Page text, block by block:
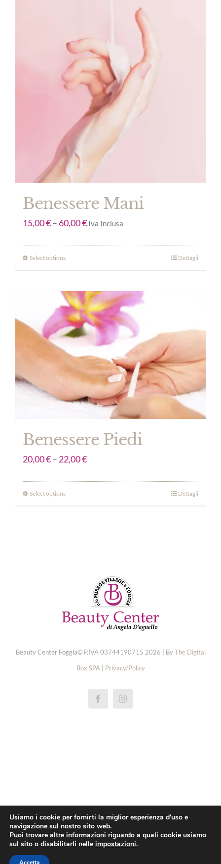
Benessere Mani
15,00€– 60,00€ Iva Inclusa
Select options Dettagli
Benessere Piedi
20,00€– 22,00€
Select options Dettagli
Beauty Center Foggia© P.IVA 03744190715 2026 | ByThe Digital
Box SPA
Privacy/Policy
pas cher rolex 1908 montres
replica rolex daytona orologi
pas cher omega
Usiamo i cookie per fornirti la miglior esperienza d'uso e
navigazione sul nostro sito web.
Puoi trovare altre informazioni riguardo a quali cookie usiamo
sul sito o disabilitarli nelle impostazioni.